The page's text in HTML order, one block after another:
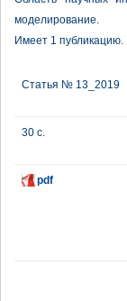
моделирование.
Имеет 1 публикацию.
Статья № 13_2019
30 с.
pdf